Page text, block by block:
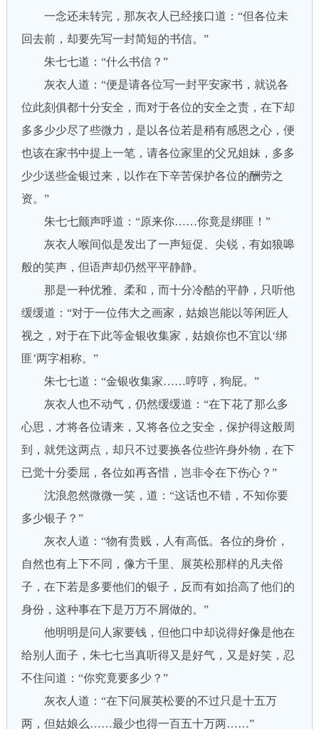
一念还未转完，那灰衣人已经接口道：“但各位未
回去前，却要先写一封简短的书信。”
朱七七道：“什么书信？”
灰衣人道：“便是请各位写一封平安家书，就说各
位此刻俱都十分安全，而对于各位的安全之责，在下却
多多少少尽了些微力，是以各位若是稍有感恩之心，便
也该在家书中提上一笔，请各位家里的父兄姐妹，多多
少少送些金银过来，以作在下辛苦保护各位的酬劳之
资。”
朱七七颤声呼道：“原来你……你竟是绑匪！”
灰衣人喉间似是发出了一声短促、尖锐，有如狼嗥
般的笑声，但语声却仍然平平静静。
那是一种优雅、柔和，而十分冷酷的平静，只听他
缓缓道：“对于一位伟大之画家，姑娘岂能以等闲匠人
视之，对于在下此等金银收集家，姑娘你也不宜以‘绑
匪’两字相称。”
朱七七道：“金银收集家……哼哼，狗屁。”
灰衣人也不动气，仍然缓缓道：“在下花了那么多
心思，才将各位请来，又将各位之安全，保护得这般周
到，就凭这两点，却只不过要换各位些许身外物，在下
已觉十分委屈，各位如再吝惜，岂非令在下伤心？”
沈浪忽然微微一笑，道：“这话也不错，不知你要
多少银子？”
灰衣人道：“物有贵贱，人有高低。各位的身价，
自然也有上下不同，像方千里、展英松那样的凡夫俗
子，在下若是多要他们的银子，反而有如抬高了他们的
身份，这种事在下是万万不屑做的。”
他明明是问人家要钱，但他口中却说得好像是他在
给别人面子，朱七七当真听得又是好气，又是好笑，忍
不住问道：“你究竟要多少？”
灰衣人道：“在下问展英松要的不过只是十五万
两，但姑娘么……最少也得一百五十万两……”